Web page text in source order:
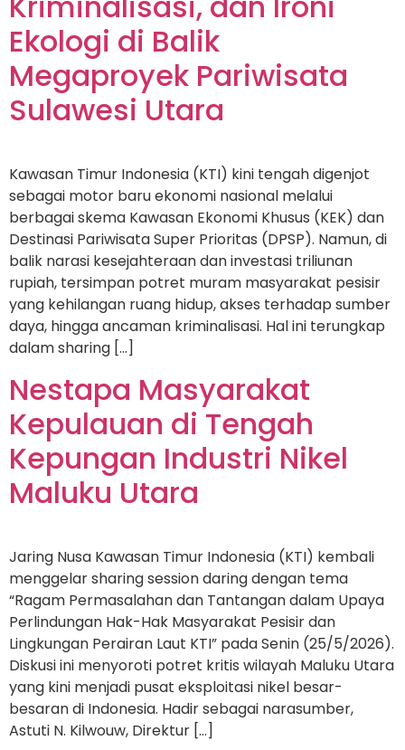
Ekologi di Balik
Megaproyek Pariwisata
Sulawesi Utara
Kawasan Timur Indonesia (KTI) kini tengah digenjot
sebagai motor baru ekonomi nasional melalui
berbagai skema Kawasan Ekonomi Khusus (KEK) dan
Destinasi Pariwisata Super Prioritas (DPSP). Namun, di
balik narasi kesejahteraan dan investasi triliunan
rupiah, tersimpan potret muram masyarakat pesisir
yang kehilangan ruang hidup, akses terhadap sumber
daya, hingga ancaman kriminalisasi. Hal ini terungkap
dalam sharing […]
Nestapa Masyarakat
Kepulauan di Tengah
Kepungan Industri Nikel
Maluku Utara
Jaring Nusa Kawasan Timur Indonesia (KTI) kembali
menggelar sharing session daring dengan tema
“Ragam Permasalahan dan Tantangan dalam Upaya
Perlindungan Hak-Hak Masyarakat Pesisir dan
Lingkungan Perairan Laut KTI” pada Senin (25/5/2026).
Diskusi ini menyoroti potret kritis wilayah Maluku Utara
yang kini menjadi pusat eksploitasi nikel besar-
besaran di Indonesia. Hadir sebagai narasumber,
Astuti N. Kilwouw, Direktur […]